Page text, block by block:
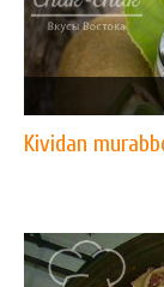
Kividan